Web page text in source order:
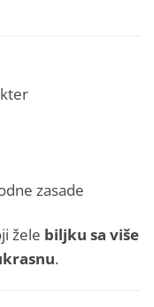
zasade
žele biljku sa više
.